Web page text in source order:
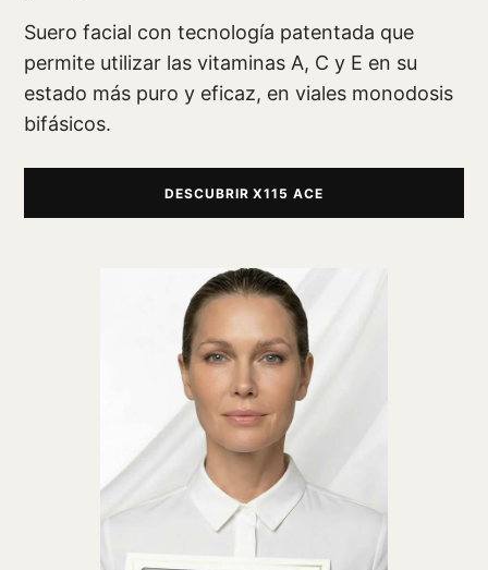
Suero facial con tecnología patentada que
permite utilizar las vitaminas A, C y E en su
estado más puro y eficaz, en viales monodosis
bifásicos.
DESCUBRIR X115 ACE